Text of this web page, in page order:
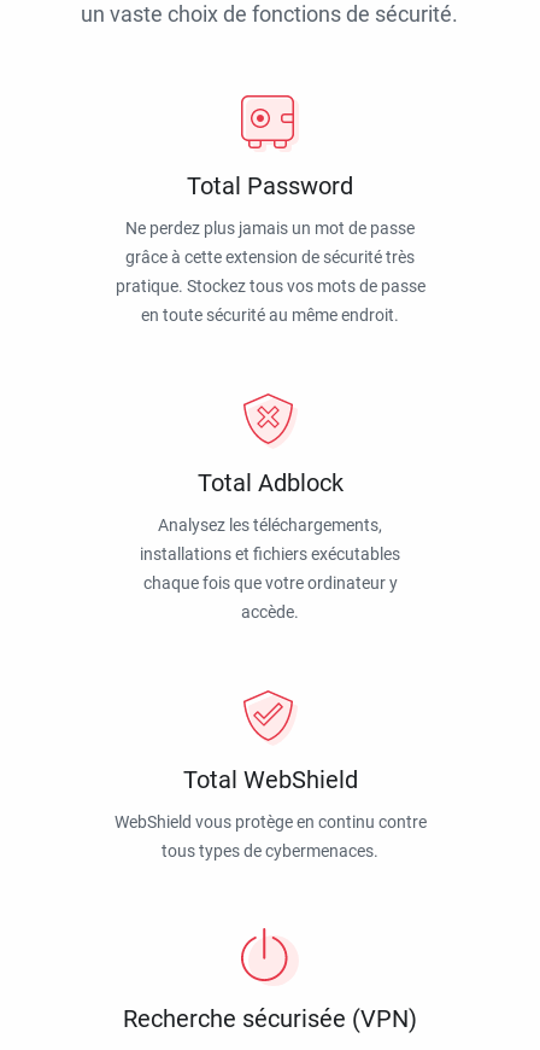
un vaste choix de fonctions de sécurité.
Total Password
Ne perdez plus jamais un mot de passe
grâce à cette extension de sécurité très
pratique. Stockez tous vos mots de passe
en toute sécurité au même endroit.
Total Adblock
Analysez les téléchargements,
installations et fichiers exécutables
chaque fois que votre ordinateur y
accède.
Total WebShield
WebShield vous protège en continu contre
tous types de cybermenaces.
Recherche sécurisée (VPN)